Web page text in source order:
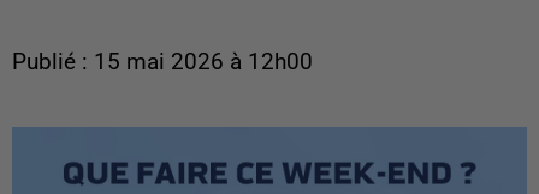
Publié : 15 mai 2026 à 12h00